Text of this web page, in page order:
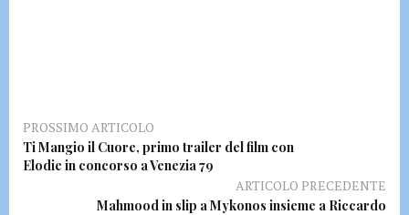
PROSSIMO ARTICOLO
Ti Mangio il Cuore, primo trailer del film con
Elodie in concorso a Venezia 79
ARTICOLO PRECEDENTE
Mahmood in slip a Mykonos insieme a Riccardo